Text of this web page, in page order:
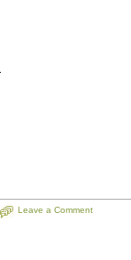
Leave a Comment